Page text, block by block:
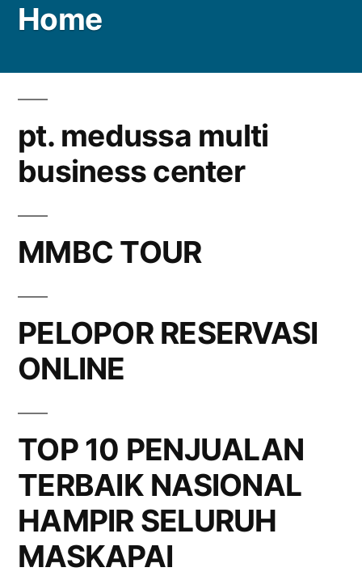
Home
pt. medussa multi
business center
MMBC TOUR
PELOPOR RESERVASI
ONLINE
TOP 10 PENJUALAN
TERBAIK NASIONAL
HAMPIR SELURUH
MASKAPAI